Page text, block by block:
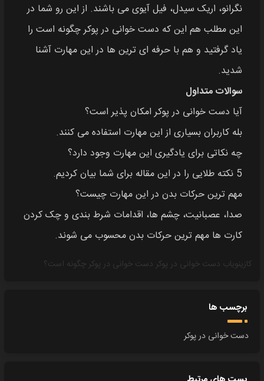
نگرانو، اریک سیدل، فیل آیوی می باشند. از این رو شما در
این مطلب هم این که دست خوانی در پوکر چگونه است را
یاد گرفتید و هم با حرفه ای ترین ها در این مهارت آشنا
شدید.
سوالات متداول
آیا دست خوانی در پوکر امکان پذیر است؟
بله کاربران بسیاری از این مهارت استفاده می کنند.
چه نکاتی برای یادگیری این مهارت وجود دارد؟
5 نکته طلایی را در این مقاله برای شما بیان کردیم.
مهم ترین حرکات بدن در این مهارت چیست؟
صدا، عصبانیت، چشم ها، اقدامات شرط بندی و چک کردن
کارت ها مهم ترین حرکات بدن محسوب می شوند.
کازینویاب دست خوانی در پوکر دست خوانی در پوکر چگونه است؟
برچسب ها
دست خوانی در پوکر